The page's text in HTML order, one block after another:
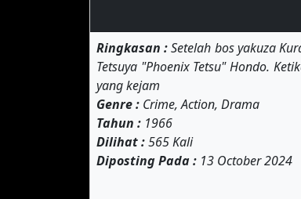
Ringkasan :Setelah bos yakuza
Tetsuya "Phoenix Tetsu" Hondo.
yang kejam
Genre : Crime, Action, Drama
Tahun : 1966
Dilihat :565 Kali
Diposting Pada : 13 October 2024